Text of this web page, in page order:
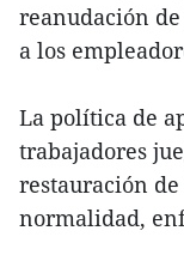
reanudación
a los
La política de
trabajadores
restauración
normalidad,